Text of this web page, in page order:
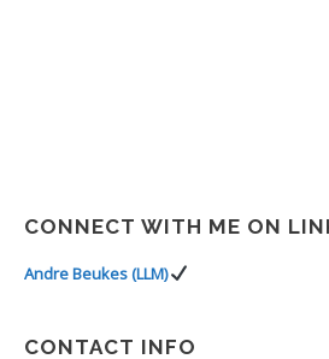
CONNECT WITH ME ON
Andre Beukes (LLM)
CONTACT INFO